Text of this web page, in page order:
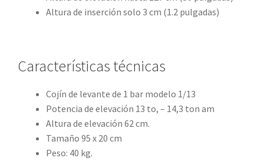
Altura de inserción solo 3 cm (1.2 pulgadas)
Características técnicas
Cojín de levante de 1 bar modelo 1/13
Potencia de elevación 13 to, – 14,3 ton am
Altura de elevación 62 cm.
Tamaño 95 x 20 cm
Peso: 40 kg.